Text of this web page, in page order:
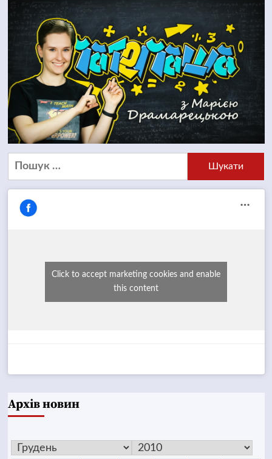
Пошук:
Click to accept marketing cookies and enable
this content
Архів новин